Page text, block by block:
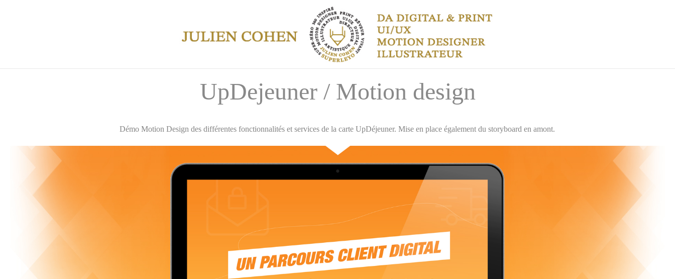
UpDejeuner / Motion design
Démo Motion Design des différentes fonctionnalités et services de la carte UpDéjeuner. Mise en place également du storyboard en amont.